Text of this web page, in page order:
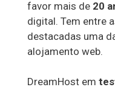
favor mais de 20
digital. Tem entre
destacadas uma
alojamento web.
DreamHost em